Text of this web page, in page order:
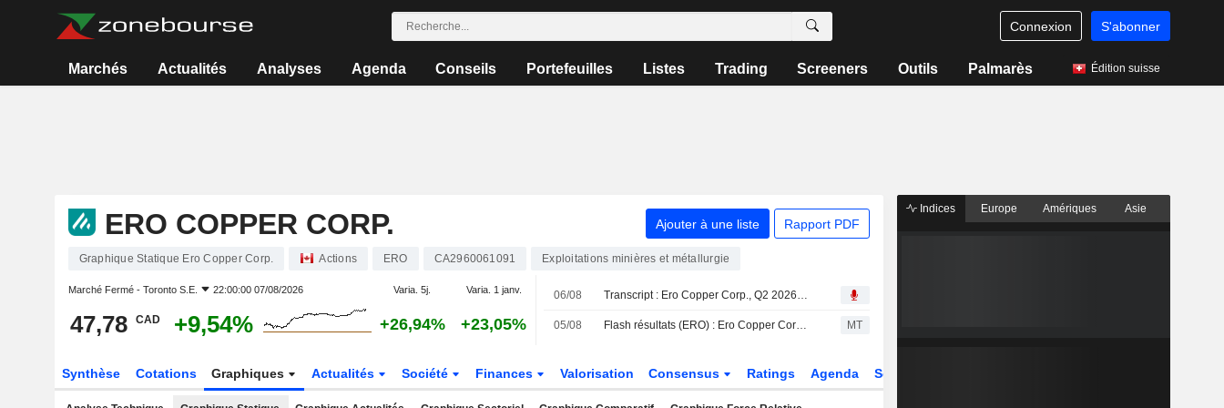
Connexion S'abonner
Marchés Actualités Analyses Agenda Conseils Portefeuilles Listes Trading Screeners Outils Palmarès Édition suisse
ERO COPPER CORP. Ajouter à une liste Rapport PDF
Graphique Statique Ero Copper Corp. Actions ERO CA2960061091 Exploitations minières et métallurgie
Marché Fermé - Toronto S.E. 22:00:00 07/08/2026 Varia. 5j. Varia. 1 janv.
47,78 CAD +9,54% +26,94% +23,05%
06/08 Transcript : Ero Copper Corp., Q2 2026 Earnings Call, Aug 06, 2026
05/08 Flash résultats (ERO) : Ero Copper Corp. publie un chiffre d'affaires de 284,3 millions de dollars au deuxième trimestre, contre 277,6 millions de dollars attendus par le consensus FactSet MT
Synthèse Cotations Graphiques Actualités Société Finances Valorisation Consensus Ratings Agenda Secteur
Indices Europe Amériques Asie